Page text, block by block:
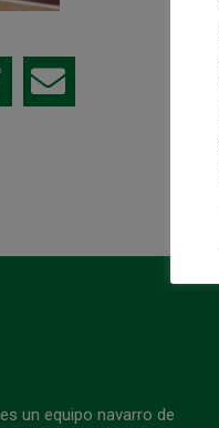
un equipo navarro de